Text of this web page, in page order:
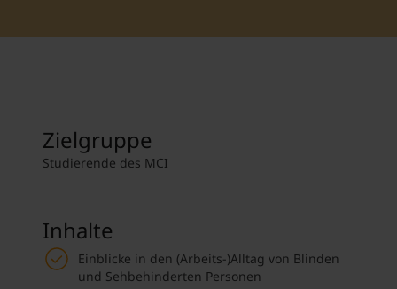
Student Support
Unterkünfte
Internationalization at Home
Zielgruppe
Studierende des MCI
Inhalte
Einblicke in den (Arbeits-)Alltag von Blinden
und Sehbehinderten Personen